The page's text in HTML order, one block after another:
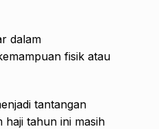
dalam
fisik atau
tantangan
haji tahun ini masih